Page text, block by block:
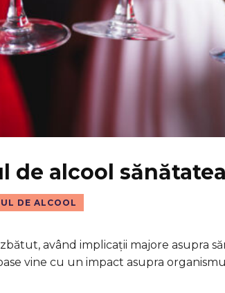
de alcool
DE ALCOOL
având implicații majore asupra
vine cu un impact asupra